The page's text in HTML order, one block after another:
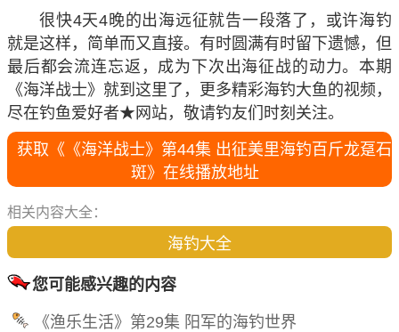
很快4天4晚的出海远征就告一段落了，或许海钓
就是这样，简单而又直接。有时圆满有时留下遗憾，但
最后都会流连忘返，成为下次出海征战的动力。本期
《海洋战士》就到这里了，更多精彩海钓大鱼的视频，
尽在钓鱼爱好者★网站，敬请钓友们时刻关注。
获取《《海洋战士》第44集 出征美里海钓百斤龙趸石
斑》在线播放地址
相关内容大全：
海钓大全
您可能感兴趣的内容
《渔乐生活》第29集 阳军的海钓世界